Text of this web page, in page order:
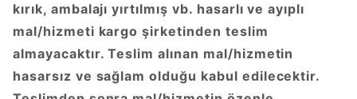
kırık, ambalajı yırtılmış vb. hasarlı ve ayıplı
mal/hizmeti kargo şirketinden teslim
almayacaktır. Teslim alınan mal/hizmetin
hasarsız ve sağlam olduğu kabul edilecektir.